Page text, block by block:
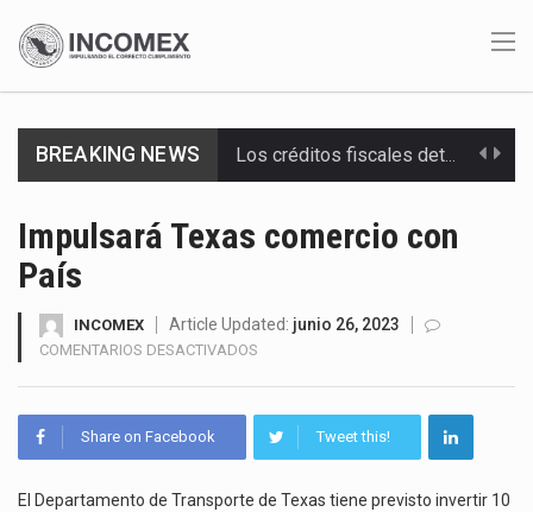
BREAKING NEWS Los créditos fiscales determinados a empresas IMMEX rara vez nacen de una interpretación equivocada de…
El gobierno de Estados Unidos anunciará un arancel del 15 % sobre los productos fabricados…
El derecho a la previsibilidad de los horarios de trabajo en turnos rotativos podría ser…
Impulsará Texas comercio con
País
INCOMEX Article Updated: junio 26, 2023
COMENTARIOS DESACTIVADOS
COMERCIO
CON
Share on Facebook Tweet this!
El Departamento de Transporte de Texas tiene previsto invertir 10